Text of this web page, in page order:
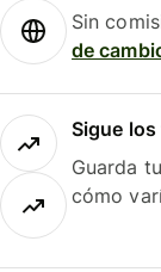
Sin
de
Sigue
Guarda
cómo